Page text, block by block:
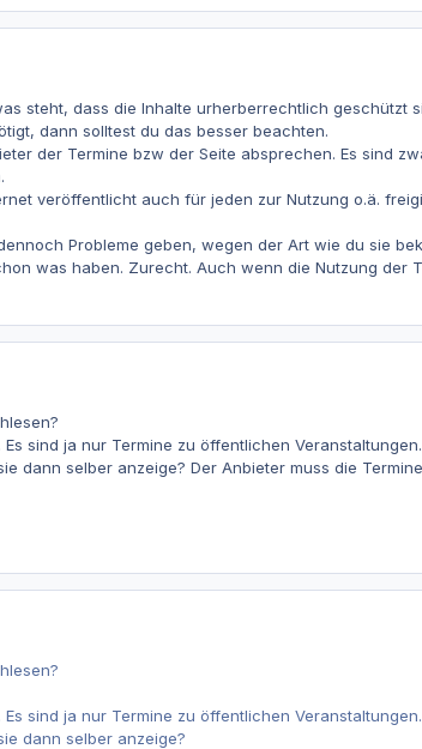
steht, dass die Inhalte urherberrechtlich geschützt
dann solltest du das besser beachten.
der Termine bzw der Seite absprechen. Es sind
veröffentlicht auch für jeden zur Nutzung o.ä.
Probleme geben, wegen der Art wie du sie
was haben. Zurecht. Auch wenn die Nutzung der
sind ja nur Termine zu öffentlichen Veranstaltungen.
dann selber anzeige? Der Anbieter muss die
sind ja nur Termine zu öffentlichen Veranstaltungen.
dann selber anzeige?